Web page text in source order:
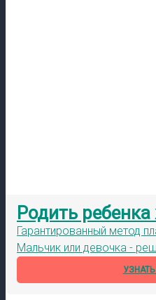
Родить
Гарантированный метод
Мальчик или девочка -